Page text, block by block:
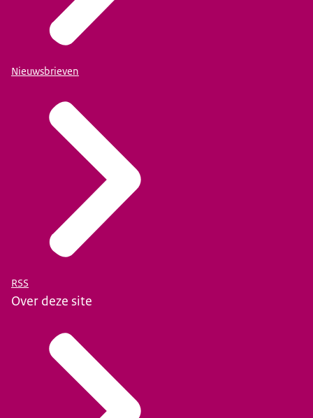
Nieuwsbrieven
RSS
Over deze site